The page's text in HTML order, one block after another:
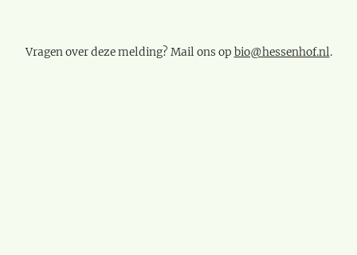
Vragen over deze melding? Mail ons op bio@hessenhof.nl.